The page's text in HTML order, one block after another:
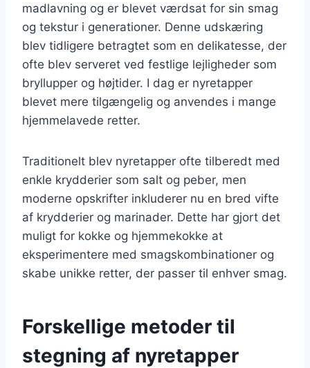
madlavning og er blevet værdsat for sin smag
og tekstur i generationer. Denne udskæring
blev tidligere betragtet som en delikatesse, der
ofte blev serveret ved festlige lejligheder som
bryllupper og højtider. I dag er nyretapper
blevet mere tilgængelig og anvendes i mange
hjemmelavede retter.
Traditionelt blev nyretapper ofte tilberedt med
enkle krydderier som salt og peber, men
moderne opskrifter inkluderer nu en bred vifte
af krydderier og marinader. Dette har gjort det
muligt for kokke og hjemmekokke at
eksperimentere med smagskombinationer og
skabe unikke retter, der passer til enhver smag.
Forskellige metoder til
stegning af nyretapper